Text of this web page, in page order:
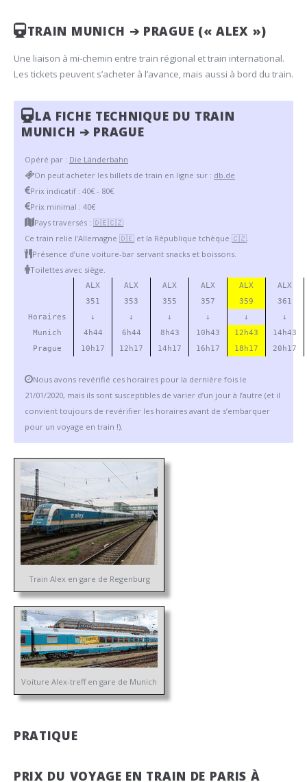
TRAIN MUNICH ➔ PRAGUE (« ALEX »)
Une liaison à mi-chemin entre train régional et train international.
Les tickets peuvent s’acheter à l’avance, mais aussi à bord du train.
LA FICHE TECHNIQUE DU TRAIN
MUNICH ➔ PRAGUE
Opéré par : Die Länderbahn
On peut acheter les billets de train en ligne sur : db.de
Prix indicatif : 40€ - 80€
Prix minimal : 40€
Pays traversés :🇩🇪🇨🇿
Ce train relie l’Allemagne🇩🇪 et la République tchèque🇨🇿.
Présence d’une voiture-bar servant snacks et boissons.
Toilettes avec siège.
ALX
351
ALX
353
ALX
355
ALX
357
ALX
359
ALX
361
Horaires
↓ ↓ ↓ ↓ ↓
↓
Munich
4h44 6h44 8h43 10h43 12h43
14h43
Prague
10h17 12h17 14h17 16h17 18h17 20h17
Nous avons revérifié ces horaires pour la dernière fois le
21/01/2020, mais ils sont susceptibles de varier d’un jour à l’autre (et il
convient toujours de revérifier les horaires avant de s’embarquer
pour un voyage en train !).
Train Alex en gare de Regenburg
Voiture Alex-treff en gare de Munich
PRATIQUE
PRIX DU VOYAGE EN TRAIN DE PARIS À